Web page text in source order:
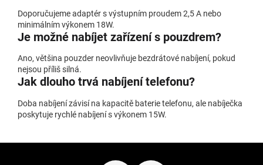
Doporučujeme adaptér s výstupním proudem 2,5 A nebo
minimálním výkonem 18W.
Je možné nabíjet zařízení s pouzdrem?
Ano, většina pouzder neovlivňuje bezdrátové nabíjení, pokud
nejsou příliš silná.
Jak dlouho trvá nabíjení telefonu?
Doba nabíjení závisí na kapacitě baterie telefonu, ale nabíječka
poskytuje rychlé nabíjení s výkonem 15W.